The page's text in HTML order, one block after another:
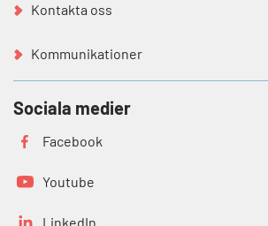
Kontakta oss
Kommunikationer
Sociala medier
Facebook
Youtube
LinkedIn